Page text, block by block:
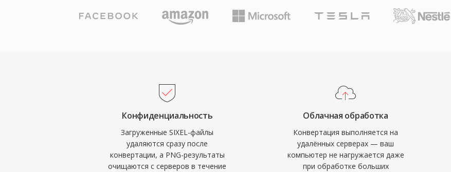
Конфиденциальность
Загруженные SIXEL-файлы
удаляются сразу после
конвертации, а PNG-результаты
очищаются с серверов в течение
Облачная обработка
Конвертация выполняется на
удалённых серверах — ваш
компьютер не нагружается даже
при обработке больших